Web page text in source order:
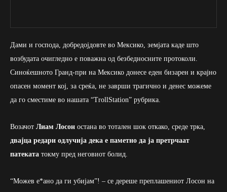
Дами и господа, добредојдовте во Мексико, земјата каде што
возбудата очигледно е поважна од безбедносните протоколи.
Синоќешното Гранд-при на Мексико донесе еден бизарен и крајно
опасен момент кој, за среќа, не заврши трагично и денес можеме
да го сместиме во нашата “TrollStation” рубрика.
Возачот Лиам Лосон остана во тотален шок откако, среде трка,
двајца редари одлучија дека е паметно да ја претрчаат
патеката токму пред неговиот болид.
“Можев е*ано да ги убијам”! – се дереше преплашениот Лосон на